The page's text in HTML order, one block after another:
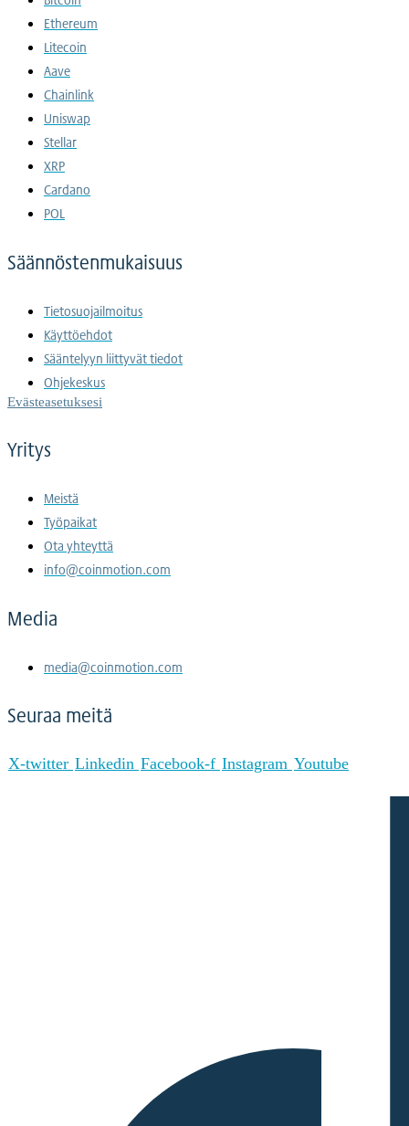
Ethereum
Litecoin
Aave
Chainlink
Uniswap
Stellar
XRP
Cardano
POL
Säännöstenmukaisuus
Tietosuojailmoitus
Käyttöehdot
Sääntelyyn liittyvät tiedot
Ohjekeskus
Evästeasetuksesi
Yritys
Meistä
Työpaikat
Ota yhteyttä
info@coinmotion.com
Media
media@coinmotion.com
Seuraa meitä
X-twitter Linkedin Facebook-f Instagram Youtube